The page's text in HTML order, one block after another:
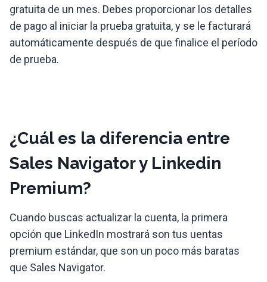
gratuita de un mes. Debes proporcionar los detalles
de pago al iniciar la prueba gratuita, y se le facturará
automáticamente después de que finalice el período
de prueba.
¿Cuál es la diferencia entre
Sales Navigator y Linkedin
Premium?
Cuando buscas actualizar la cuenta, la primera
opción que LinkedIn mostrará son tus uentas
premium estándar, que son un poco más baratas
que Sales Navigator.